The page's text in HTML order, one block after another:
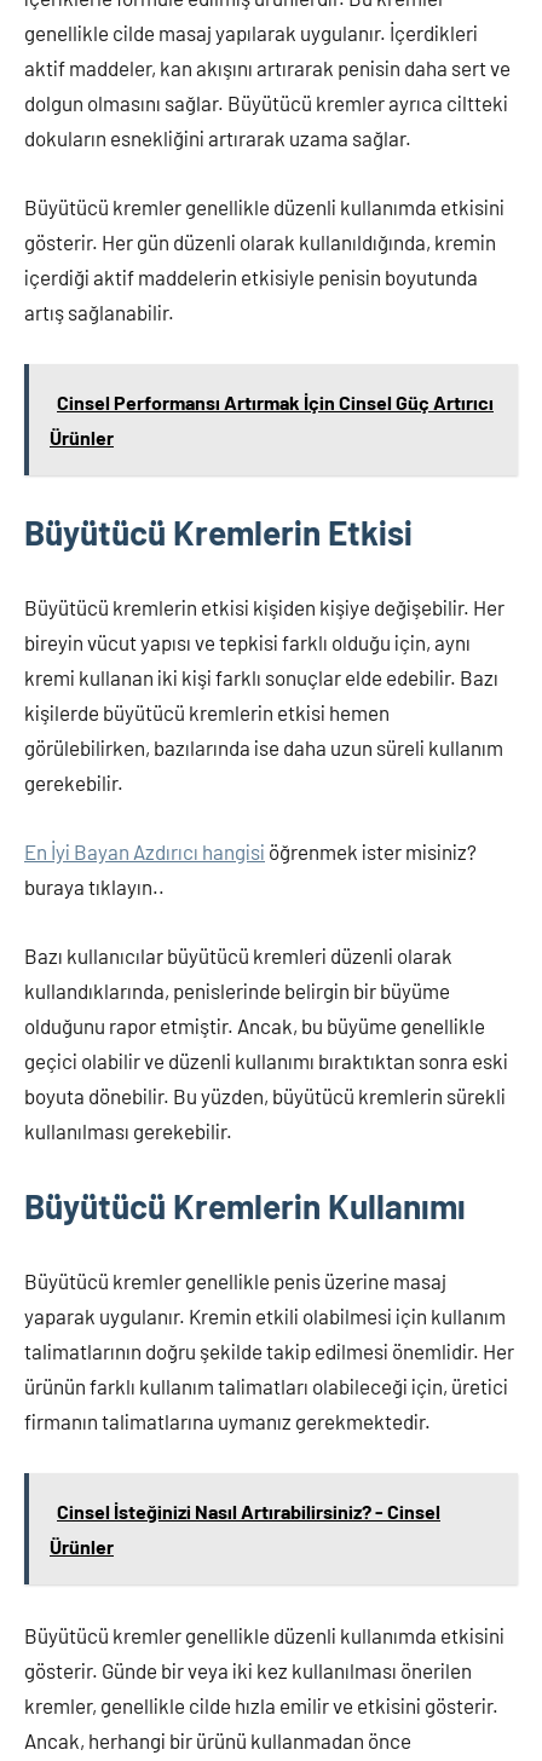
genellikle cilde masaj yapılarak uygulanır. İçerdikleri
aktif maddeler, kan akışını artırarak penisin daha sert ve
dolgun olmasını sağlar. Büyütücü kremler ayrıca ciltteki
dokuların esnekliğini artırarak uzama sağlar.
Büyütücü kremler genellikle düzenli kullanımda etkisini
gösterir. Her gün düzenli olarak kullanıldığında, kremin
içerdiği aktif maddelerin etkisiyle penisin boyutunda
artış sağlanabilir.
Cinsel Performansı Artırmak İçin Cinsel Güç Artırıcı
Ürünler
Büyütücü Kremlerin Etkisi
Büyütücü kremlerin etkisi kişiden kişiye değişebilir. Her
bireyin vücut yapısı ve tepkisi farklı olduğu için, aynı
kremi kullanan iki kişi farklı sonuçlar elde edebilir. Bazı
kişilerde büyütücü kremlerin etkisi hemen
görülebilirken, bazılarında ise daha uzun süreli kullanım
gerekebilir.
En İyi Bayan Azdırıcı hangisi öğrenmek ister misiniz?
buraya tıklayın..
Bazı kullanıcılar büyütücü kremleri düzenli olarak
kullandıklarında, penislerinde belirgin bir büyüme
olduğunu rapor etmiştir. Ancak, bu büyüme genellikle
geçici olabilir ve düzenli kullanımı bıraktıktan sonra eski
boyuta dönebilir. Bu yüzden, büyütücü kremlerin sürekli
kullanılması gerekebilir.
Büyütücü Kremlerin Kullanımı
Büyütücü kremler genellikle penis üzerine masaj
yaparak uygulanır. Kremin etkili olabilmesi için kullanım
talimatlarının doğru şekilde takip edilmesi önemlidir. Her
ürünün farklı kullanım talimatları olabileceği için, üretici
firmanın talimatlarına uymanız gerekmektedir.
Cinsel İsteğinizi Nasıl Artırabilirsiniz? - Cinsel
Ürünler
Büyütücü kremler genellikle düzenli kullanımda etkisini
gösterir. Günde bir veya iki kez kullanılması önerilen
kremler, genellikle cilde hızla emilir ve etkisini gösterir.
Ancak, herhangi bir ürünü kullanmadan önce